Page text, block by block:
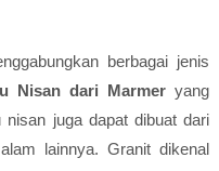
berbagai jenis
Nisan dari Marmer yang
nisan juga dapat dibuat dari
lainnya. Granit dikenal